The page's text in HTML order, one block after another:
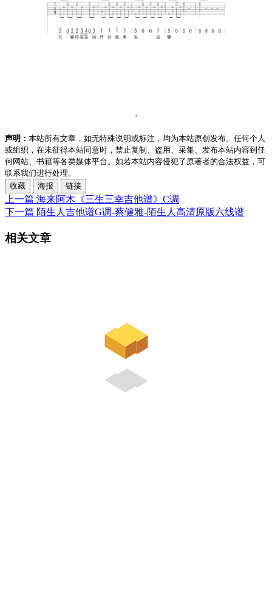
声明： 本站所有文章，如无特殊说明或标注，均为本站原创发布。任何个人
或组织，在未征得本站同意时，禁止复制、盗用、采集、发布本站内容到任
何网站、书籍等各类媒体平台。如若本站内容侵犯了原著者的合法权益，可
联系我们进行处理。
收藏
海报 链接
上一篇 海来阿木《三生三幸吉他谱》C调
下一篇 陌生人吉他谱G调-蔡健雅-陌生人高清原版六线谱
相关文章